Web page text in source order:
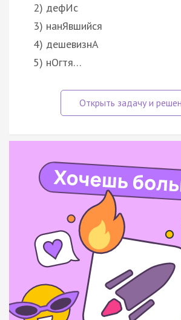
2) дефИс
3) нанЯвшийся
4) дешевизнА
5) нОгтя…